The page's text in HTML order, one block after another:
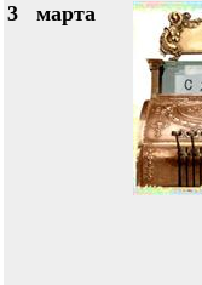
3 марта